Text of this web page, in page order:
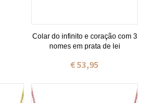
Colar do infinito e coração com 3
nomes em prata de lei
€ 53,95